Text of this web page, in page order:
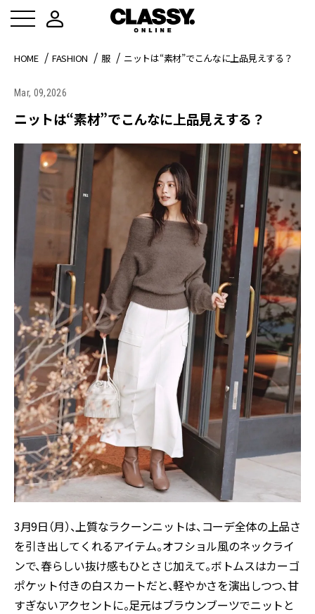
HOME FASHION 服 ニットは“素材”でこんなに上品見えする？
Mar, 09,2026
ニットは“素材”でこんなに上品見えする？
3月9日（月）、上質なラクーンニットは、コーデ全体の上品さ
を引き出してくれるアイテム。オフショル風のネックライ
ンで、春らしい抜け感もひとさじ加えて。ボトムスはカーゴ
ポケット付きの白スカートだと、軽やかさを演出しつつ、甘
すぎないアクセントに。足元はブラウンブーツでニットと